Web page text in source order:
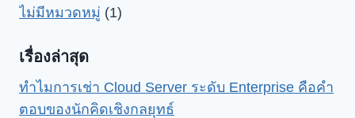
ไม่มีหมวดหมู่ (1)
เรื่องล่าสุด
ทำไมการเช่า Cloud Server ระดับ Enterprise คือคำ
ตอบของนักคิดเชิงกลยุทธ์